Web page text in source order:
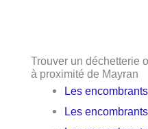
Trouver un déchetterie
à proximité de Mayran
Les
Les